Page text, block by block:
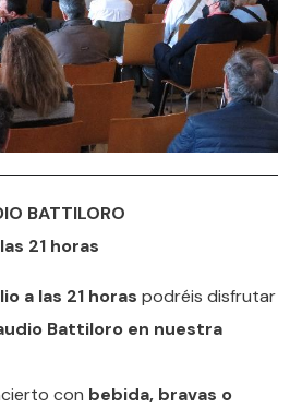
BATTILORO
21 horas
a las 21 horas podréis disfrutar
Battiloro en nuestra
con bebida, bravas o